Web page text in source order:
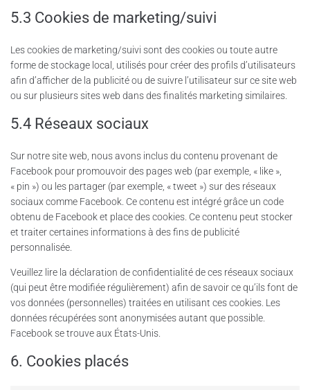
5.3 Cookies de marketing/suivi
Les cookies de marketing/suivi sont des cookies ou toute autre
forme de stockage local, utilisés pour créer des profils d’utilisateurs
afin d’afficher de la publicité ou de suivre l’utilisateur sur ce site web
ou sur plusieurs sites web dans des finalités marketing similaires.
5.4 Réseaux sociaux
Sur notre site web, nous avons inclus du contenu provenant de
Facebook pour promouvoir des pages web (par exemple, « like »,
« pin ») ou les partager (par exemple, « tweet ») sur des réseaux
sociaux comme Facebook. Ce contenu est intégré grâce un code
obtenu de Facebook et place des cookies. Ce contenu peut stocker
et traiter certaines informations à des fins de publicité
personnalisée.
Veuillez lire la déclaration de confidentialité de ces réseaux sociaux
(qui peut être modifiée régulièrement) afin de savoir ce qu’ils font de
vos données (personnelles) traitées en utilisant ces cookies. Les
données récupérées sont anonymisées autant que possible.
Facebook se trouve aux États-Unis.
6. Cookies placés